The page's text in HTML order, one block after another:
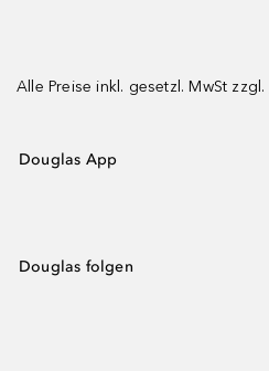
Alle Preise inkl. gesetzl. MwSt zzgl.
Douglas App
Douglas folgen